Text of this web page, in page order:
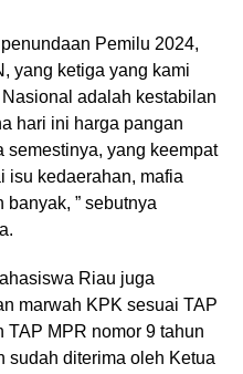
Pemilu 2024,
yang ketiga yang kami
adalah kestabilan
hari ini harga pangan
semestinya, yang keempat
isu kedaerahan, mafia
” sebutnya
Riau juga
marwah KPK sesuai TAP
TAP MPR nomor 9 tahun
sudah diterima oleh Ketua